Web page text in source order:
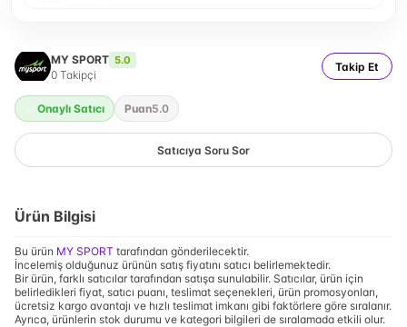
MY SPORT 5.0
0 Takipçi
Takip Et
Onaylı Satıcı Puan5.0
Satıcıya Soru Sor
Ürün Bilgisi
Bu ürün MY SPORT tarafından gönderilecektir.
İncelemiş olduğunuz ürünün satış fiyatını satıcı belirlemektedir.
Bir ürün, farklı satıcılar tarafından satışa sunulabilir. Satıcılar, ürün için
belirledikleri fiyat, satıcı puanı, teslimat seçenekleri, ürün promosyonları,
ücretsiz kargo avantajı ve hızlı teslimat imkanı gibi faktörlere göre sıralanır.
Ayrıca, ürünlerin stok durumu ve kategori bilgileri de sıralamada etkili olur.